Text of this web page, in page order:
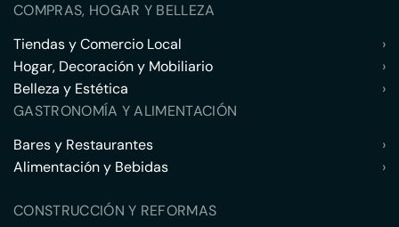
COMPRAS, HOGAR Y BELLEZA
Tiendas y Comercio Local
›
Hogar, Decoración y Mobiliario
›
Belleza y Estética
›
GASTRONOMÍA Y ALIMENTACIÓN
Bares y Restaurantes
›
Alimentación y Bebidas
›
CONSTRUCCIÓN Y REFORMAS